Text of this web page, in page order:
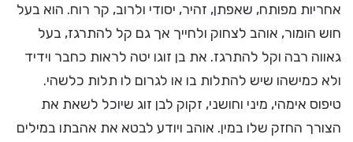
אחריות מפותח, שאפתן, זהיר, יסודי ולרוב, קר רוח. הוא בעל
חוש הומור, אוהב לצחוק ולחייך אך גם קל להתרגז, בעל
גאווה רבה וקל להתרגז. את בן זוגו יטה לראות כחבר וידיד
ולא כמישהו שיש להתלות בו או לגרום לו תלות כלשהי.
טיפוס אימהי, מיני וחושני, זקוק לבן זוג שיוכל לשאת את
הצורך החזק שלו במין. אוהב ויודע לבטא את אהבתו במילים